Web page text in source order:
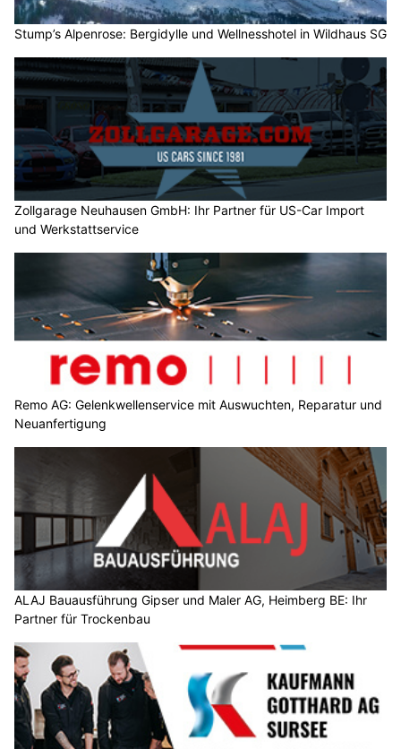
Stump’s Alpenrose: Bergidylle und Wellnesshotel in Wildhaus SG
Zollgarage Neuhausen GmbH: Ihr Partner für US-Car Import
und Werkstattservice
Remo AG: Gelenkwellenservice mit Auswuchten, Reparatur und
Neuanfertigung
ALAJ Bauausführung Gipser und Maler AG, Heimberg BE: Ihr
Partner für Trockenbau